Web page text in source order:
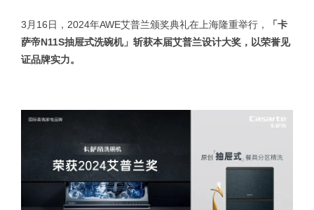
3月16日，2024年AWE艾普兰颁奖典礼在上海隆重举行，
「卡
萨帝N11S抽屉式洗碗机」斩获本届艾普兰设计大奖，以荣誉见
证品牌实力。